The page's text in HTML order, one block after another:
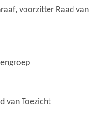
voorzitter Raad van
van Toezicht